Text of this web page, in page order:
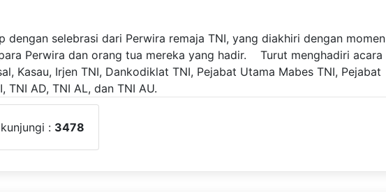
dengan selebrasi dari Perwira remaja TNI, yang diakhiri dengan momen
Perwira dan orang tua mereka yang hadir. Turut menghadiri acara
Kasau, Irjen TNI, Dankodiklat TNI, Pejabat Utama Mabes TNI, Pejabat
TNI AD, TNI AL, dan TNI AU.
: 3478